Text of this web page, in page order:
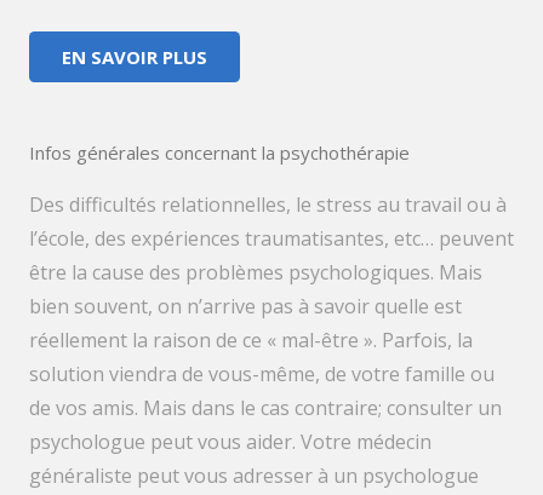
EN SAVOIR PLUS
Infos générales concernant la psychothérapie
Des difficultés relationnelles, le stress au travail ou à
l’école, des expériences traumatisantes, etc… peuvent
être la cause des problèmes psychologiques. Mais
bien souvent, on n’arrive pas à savoir quelle est
réellement la raison de ce « mal-être ». Parfois, la
solution viendra de vous-même, de votre famille ou
de vos amis. Mais dans le cas contraire; consulter un
psychologue peut vous aider. Votre médecin
généraliste peut vous adresser à un psychologue